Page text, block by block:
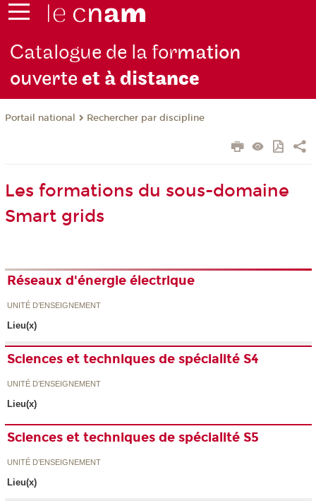
Catalogue de la formation
ouverteet à distance
Portail national Rechercher par discipline
Les formations du sous-domaine
Smart grids
Réseaux d'énergie électrique
UNITÉ D’ENSEIGNEMENT
Lieu(x)
Sciences et techniques de spécialité S4
UNITÉ D’ENSEIGNEMENT
Lieu(x)
Sciences et techniques de spécialité S5
UNITÉ D’ENSEIGNEMENT
Lieu(x)